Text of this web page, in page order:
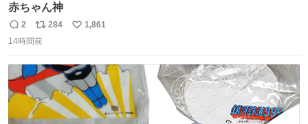
赤ちゃん神
返
信
2
リ
ポ
ト
数
284
い
数
1,861
14時間前